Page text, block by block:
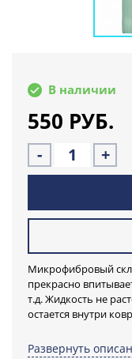
В наличии
550 РУБ.
- +
Микрофибровый
прекрасно
т.д. Жидкость не
остается внутри
Коврик
Развернуть